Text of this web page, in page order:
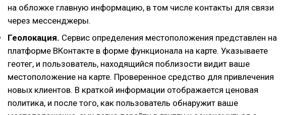
на обложке главную информацию, в том числе контакты для связи
через мессенджеры.
Геолокация. Сервис определения местоположения представлен на
платформе ВКонтакте в форме функционала на карте. Указываете
геотег, и пользователь, находящийся поблизости видит ваше
местоположение на карте. Проверенное средство для привлечения
новых клиентов. В краткой информации отображается ценовая
политика, и после того, как пользователь обнаружит ваше